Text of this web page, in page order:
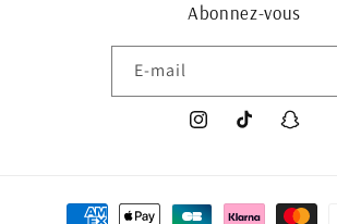
Abonnez-vous
E-mail
InstagramTikTok Snapchat
Moyens